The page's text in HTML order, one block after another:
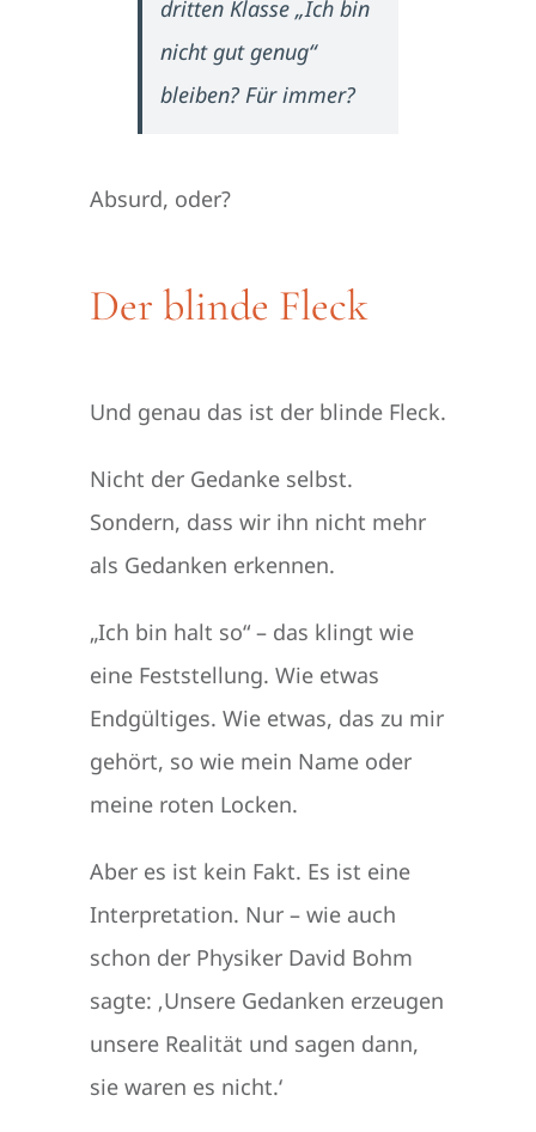
dritten Klasse „Ich bin
nicht gut genug“
bleiben? Für immer?
Absurd, oder?
Der blinde Fleck
Und genau das ist der blinde Fleck.
Nicht der Gedanke selbst.
Sondern, dass wir ihn nicht mehr
als Gedanken erkennen.
„Ich bin halt so“ – das klingt wie
eine Feststellung. Wie etwas
Endgültiges. Wie etwas, das zu mir
gehört, so wie mein Name oder
meine roten Locken.
Aber es ist kein Fakt. Es ist eine
Interpretation. Nur – wie auch
schon der Physiker David Bohm
sagte: ‚Unsere Gedanken erzeugen
unsere Realität und sagen dann,
sie waren es nicht.‘